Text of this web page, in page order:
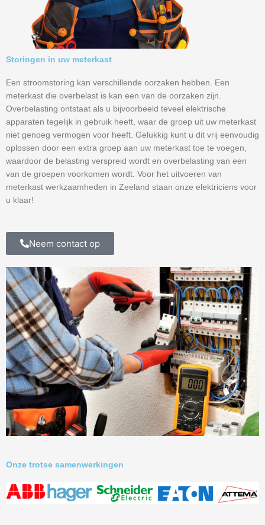
Storingen in uw meterkast
Een stroomstoring kan verschillende oorzaken hebben. Een
meterkast die overbelast is kan een van de oorzaken zijn.
Overbelasting ontstaat als u bijvoorbeeld teveel elektrische
apparaten tegelijk in gebruik heeft, waar de groep uit uw meterkast
niet genoeg vermogen voor heeft. Gelukkig kunt u dit vrij eenvoudig
oplossen door een extra groep aan uw meterkast toe te voegen,
waardoor de belasting verspreid wordt en overbelasting van een
van de groepen voorkomen wordt. Voor het uitvoeren van
meterkast werkzaamheden in Zeeland staan onze elektriciens voor
u klaar!
Neem contact op
Onze trotse samenwerkingen